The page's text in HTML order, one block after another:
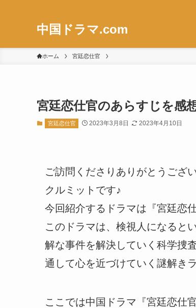
中国ドラマ.com
ホーム 宮廷恋仕官
宮廷恋仕官のあらすじを感
宮廷恋仕官 2023年3月8日 2023年4月10日
ご訪問くださりありがとうござ
クルミットです♪
今回紹介するドラマは『宮廷恋
このドラマは、検視人になると
解な事件を解決していく科学捜
通して心を近づけていく謎解き
ここでは中国ドラマ『宮廷恋仕